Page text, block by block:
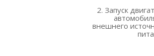
2. Запуск
внешнего